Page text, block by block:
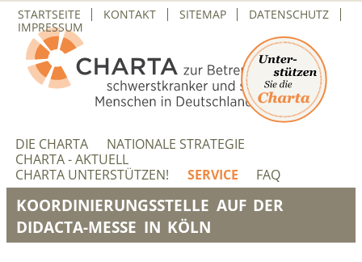
NAVIGATION
ÜBERSPRINGEN
STARTSEITE KONTAKT SITEMAP
DATENSCHUTZ
IMPRESSUM
ÜBERSPRINGEN
DIE CHARTA
NATIONALE STRATEGIE
CHARTA - AKTUELL
CHARTA UNTERSTÜTZEN!
SERVICE FAQ
KOORDINIERUNGSSTELLE AUF DER
DIDACTA-MESSE IN KÖLN